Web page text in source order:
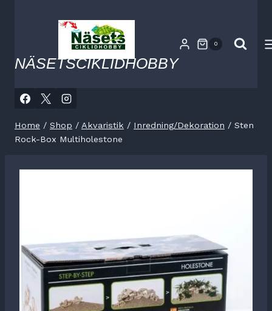
NÄSETSCIKLIDHOBBY
0
Home / Shop / Akvaristik / Inredning/Dekoration / Sten
Rock-Box Multiholestone